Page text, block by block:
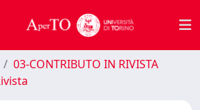
03-CONTRIBUTO IN RIVISTA